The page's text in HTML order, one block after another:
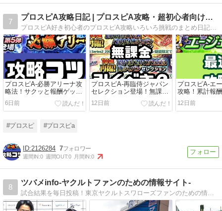
7
プロスピA攻略日記 | プロスピA攻略・超初心者向けまとめ
プロスピA好き初心者のプロスピA攻略いろいろ挑戦のまとめ日記です。
プロスピA-必勝アリーナ攻
略法！サクッと報酬ゲット
のコツ！ランキングは改
悪？
6日前
プロスピA-再臨侍ジャパン
セレクション登場！無課金
はスルー？引くべき？
12日前
プロスピA-エ
攻略！累計報
くする方法！
12日前
#プロスピ #プロスピa
2126284 7
週間IN:0 週間OUT:0 月間IN:0
8
ツバメinfo-ヤクルトファンのための情報サイト-
試合結果を毎日投稿！東京ヤクルトスワローズファンのための情報サイト。選手名鑑、応援歌情報、球場ガイド、読み物コラム、プロスピAヤクルト純正攻略など。